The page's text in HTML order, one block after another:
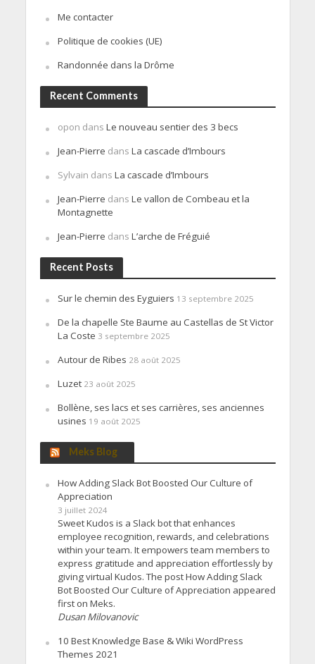
Me contacter
Politique de cookies (UE)
Randonnée dans la Drôme
Recent Comments
opon dans Le nouveau sentier des 3 becs
Jean-Pierre dans La cascade d’Imbours
Sylvain dans La cascade d’Imbours
Jean-Pierre dans Le vallon de Combeau et la
Montagnette
Jean-Pierre dans L’arche de Fréguié
Recent Posts
Sur le chemin des Eyguiers 13 septembre 2025
De la chapelle Ste Baume au Castellas de St Victor
La Coste 3 septembre 2025
Autour de Ribes 28 août 2025
Luzet 23 août 2025
Bollène, ses lacs et ses carrières, ses anciennes
usines 19 août 2025
Meks Blog
How Adding Slack Bot Boosted Our Culture of
Appreciation
3 juillet 2024
Sweet Kudos is a Slack bot that enhances
employee recognition, rewards, and celebrations
within your team. It empowers team members to
express gratitude and appreciation effortlessly by
giving virtual Kudos. The post How Adding Slack
Bot Boosted Our Culture of Appreciation appeared
first on Meks.
Dusan Milovanovic
10 Best Knowledge Base & Wiki WordPress
Themes 2021